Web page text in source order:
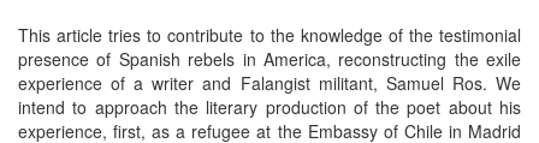
This article tries to contribute to the knowledge of the testimonial
presence of Spanish rebels in America, reconstructing the exile
experience of a writer and Falangist militant, Samuel Ros. We
intend to approach the literary production of the poet about his
experience, first, as a refugee at the Embassy of Chile in Madrid